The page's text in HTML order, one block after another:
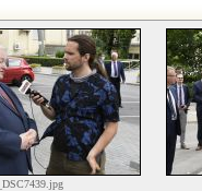
_DSC7439.jpg